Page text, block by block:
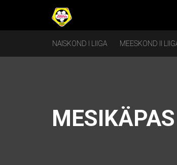
NAISKOND I LIIGA MEESKOND II